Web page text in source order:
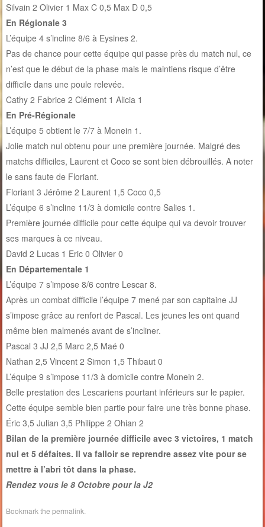
Silvain 2 Olivier 1 Max C 0,5 Max D 0,5
En Régionale 3
L’équipe 4 s’incline 8/6 à Eysines 2.
Pas de chance pour cette équipe qui passe près du match nul, ce
n’est que le début de la phase mais le maintiens risque d’être
difficile dans une poule relevée.
Cathy 2 Fabrice 2 Clément 1 Alicia 1
En Pré-Régionale
L’équipe 5 obtient le 7/7 à Monein 1.
Jolie match nul obtenu pour une première journée. Malgré des
matchs difficiles, Laurent et Coco se sont bien débrouillés. A noter
le sans faute de Floriant.
Floriant 3 Jérôme 2 Laurent 1,5 Coco 0,5
L’équipe 6 s’incline 11/3 à domicile contre Salies 1.
Première journée difficile pour cette équipe qui va devoir trouver
ses marques à ce niveau.
David 2 Lucas 1 Eric 0 Olivier 0
En Départementale 1
L’équipe 7 s’impose 8/6 contre Lescar 8.
Après un combat difficile l’équipe 7 mené par son capitaine JJ
s’impose grâce au renfort de Pascal. Les jeunes les ont quand
même bien malmenés avant de s’incliner.
Pascal 3 JJ 2,5 Marc 2,5 Maé 0
Nathan 2,5 Vincent 2 Simon 1,5 Thibaut 0
L’équipe 9 s’impose 11/3 à domicile contre Monein 2.
Belle prestation des Lescariens pourtant inférieurs sur le papier.
Cette équipe semble bien partie pour faire une très bonne phase.
Éric 3,5 Julian 3,5 Philippe 2 Ohian 2
Bilan de la première journée difficile avec 3 victoires, 1 match
nul et 5 défaites. Il va falloir se reprendre assez vite pour se
mettre à l’abri tôt dans la phase.
Rendez vous le 8 Octobre pour la J2
Bookmark thepermalink